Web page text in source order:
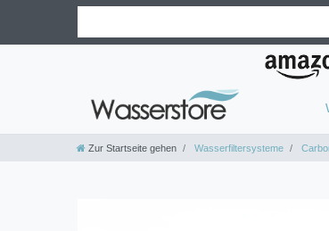
Zur Startseite gehen Wasserfiltersysteme